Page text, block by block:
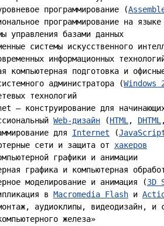
программирование (
программирование на
управления базами данных
системы искусственного
информационных
компьютерная подготовка и
администратора (
Windows
технологий
– конструирование для
Web-дизайн (HTML , DHTML
для
Internet (
сети и защита от
хакеров
графики и анимации
графика и компьютерная
моделирование и анимация (
3D
в
Macromedia Flash и
аудиоклипы, видеодизайн, и
железа»